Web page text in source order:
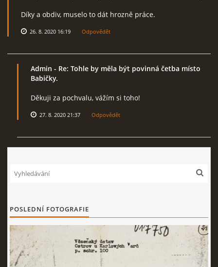
Díky a obdiv, muselo to dát hrozně práce.
26. 8. 2020 16:19 Odpovědět
Admin - Re: Tohle by měla být povinná četba místo
Babičky.
Děkuji za pochvalu, vážím si toho!
27. 8. 2020 21:37 Odpovědět
POSLEDNÍ FOTOGRAFIE